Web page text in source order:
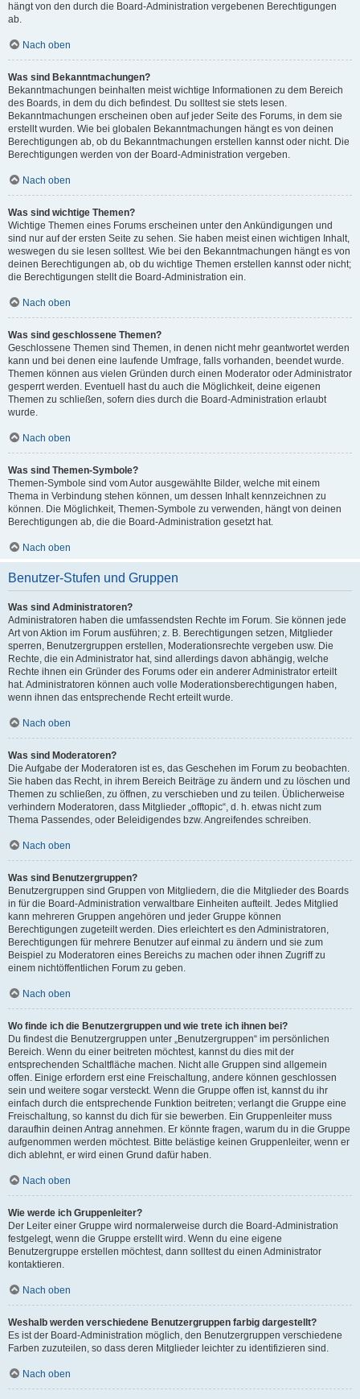
hängt von den durch die Board-Administration vergebenen Berechtigungen
ab.
Nach oben
Was sind Bekanntmachungen?
Bekanntmachungen beinhalten meist wichtige Informationen zu dem Bereich
des Boards, in dem du dich befindest. Du solltest sie stets lesen.
Bekanntmachungen erscheinen oben auf jeder Seite des Forums, in dem sie
erstellt wurden. Wie bei globalen Bekanntmachungen hängt es von deinen
Berechtigungen ab, ob du Bekanntmachungen erstellen kannst oder nicht. Die
Berechtigungen werden von der Board-Administration vergeben.
Nach oben
Was sind wichtige Themen?
Wichtige Themen eines Forums erscheinen unter den Ankündigungen und
sind nur auf der ersten Seite zu sehen. Sie haben meist einen wichtigen Inhalt,
weswegen du sie lesen solltest. Wie bei den Bekanntmachungen hängt es von
deinen Berechtigungen ab, ob du wichtige Themen erstellen kannst oder nicht;
die Berechtigungen stellt die Board-Administration ein.
Nach oben
Was sind geschlossene Themen?
Geschlossene Themen sind Themen, in denen nicht mehr geantwortet werden
kann und bei denen eine laufende Umfrage, falls vorhanden, beendet wurde.
Themen können aus vielen Gründen durch einen Moderator oder Administrator
gesperrt werden. Eventuell hast du auch die Möglichkeit, deine eigenen
Themen zu schließen, sofern dies durch die Board-Administration erlaubt
wurde.
Nach oben
Was sind Themen-Symbole?
Themen-Symbole sind vom Autor ausgewählte Bilder, welche mit einem
Thema in Verbindung stehen können, um dessen Inhalt kennzeichnen zu
können. Die Möglichkeit, Themen-Symbole zu verwenden, hängt von deinen
Berechtigungen ab, die die Board-Administration gesetzt hat.
Nach oben
Benutzer-Stufen und Gruppen
Was sind Administratoren?
Administratoren haben die umfassendsten Rechte im Forum. Sie können jede
Art von Aktion im Forum ausführen; z. B. Berechtigungen setzen, Mitglieder
sperren, Benutzergruppen erstellen, Moderationsrechte vergeben usw. Die
Rechte, die ein Administrator hat, sind allerdings davon abhängig, welche
Rechte ihnen ein Gründer des Forums oder ein anderer Administrator erteilt
hat. Administratoren können auch volle Moderationsberechtigungen haben,
wenn ihnen das entsprechende Recht erteilt wurde.
Nach oben
Was sind Moderatoren?
Die Aufgabe der Moderatoren ist es, das Geschehen im Forum zu beobachten.
Sie haben das Recht, in ihrem Bereich Beiträge zu ändern und zu löschen und
Themen zu schließen, zu öffnen, zu verschieben und zu teilen. Üblicherweise
verhindern Moderatoren, dass Mitglieder „offtopic“, d. h. etwas nicht zum
Thema Passendes, oder Beleidigendes bzw. Angreifendes schreiben.
Nach oben
Was sind Benutzergruppen?
Benutzergruppen sind Gruppen von Mitgliedern, die die Mitglieder des Boards
in für die Board-Administration verwaltbare Einheiten aufteilt. Jedes Mitglied
kann mehreren Gruppen angehören und jeder Gruppe können
Berechtigungen zugeteilt werden. Dies erleichtert es den Administratoren,
Berechtigungen für mehrere Benutzer auf einmal zu ändern und sie zum
Beispiel zu Moderatoren eines Bereichs zu machen oder ihnen Zugriff zu
einem nichtöffentlichen Forum zu geben.
Nach oben
Wo finde ich die Benutzergruppen und wie trete ich ihnen bei?
Du findest die Benutzergruppen unter „Benutzergruppen“ im persönlichen
Bereich. Wenn du einer beitreten möchtest, kannst du dies mit der
entsprechenden Schaltfläche machen. Nicht alle Gruppen sind allgemein
offen. Einige erfordern erst eine Freischaltung, andere können geschlossen
sein und weitere sogar versteckt. Wenn die Gruppe offen ist, kannst du ihr
einfach durch die entsprechende Funktion beitreten; verlangt die Gruppe eine
Freischaltung, so kannst du dich für sie bewerben. Ein Gruppenleiter muss
daraufhin deinen Antrag annehmen. Er könnte fragen, warum du in die Gruppe
aufgenommen werden möchtest. Bitte belästige keinen Gruppenleiter, wenn er
dich ablehnt, er wird einen Grund dafür haben.
Nach oben
Wie werde ich Gruppenleiter?
Der Leiter einer Gruppe wird normalerweise durch die Board-Administration
festgelegt, wenn die Gruppe erstellt wird. Wenn du eine eigene
Benutzergruppe erstellen möchtest, dann solltest du einen Administrator
kontaktieren.
Nach oben
Weshalb werden verschiedene Benutzergruppen farbig dargestellt?
Es ist der Board-Administration möglich, den Benutzergruppen verschiedene
Farben zuzuteilen, so dass deren Mitglieder leichter zu identifizieren sind.
Nach oben